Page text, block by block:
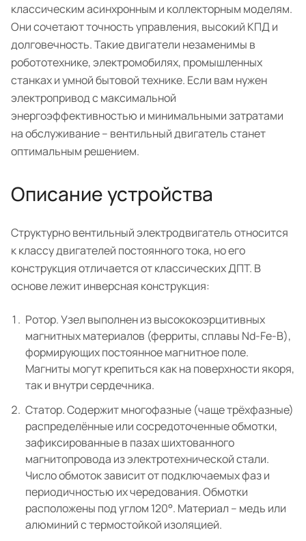
классическим асинхронным и коллекторным моделям.
Они сочетают точность управления, высокий КПД и
долговечность. Такие двигатели незаменимы в
робототехнике, электромобилях, промышленных
станках и умной бытовой технике. Если вам нужен
электропривод с максимальной
энергоэффективностью и минимальными затратами
на обслуживание – вентильный двигатель станет
оптимальным решением.
Описание устройства
Структурно вентильный электродвигатель относится
к классу двигателей постоянного тока, но его
конструкция отличается от классических ДПТ. В
основе лежит инверсная конструкция:
Ротор. Узел выполнен из высококоэрцитивных
магнитных материалов (ферриты, сплавы Nd-Fe-B),
формирующих постоянное магнитное поле.
Магниты могут крепиться как на поверхности якоря,
так и внутри сердечника.
Статор. Содержит многофазные (чаще трёхфазные)
распределённые или сосредоточенные обмотки,
зафиксированные в пазах шихтованного
магнитопровода из электротехнической стали.
Число обмоток зависит от подключаемых фаз и
периодичностью их чередования. Обмотки
расположены под углом 120°. Материал – медь или
алюминий с термостойкой изоляцией.